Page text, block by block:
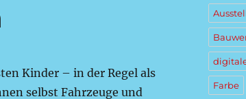
Kinder – in der Regel als
selbst Fahrzeuge und
Farbe